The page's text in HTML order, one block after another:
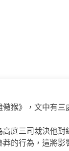
猴》，文中有三
庭三司裁決他
的行為，這將